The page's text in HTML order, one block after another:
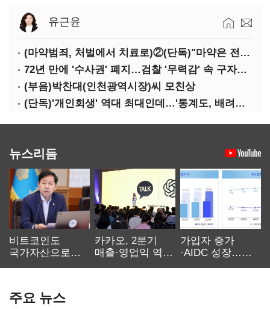
유근윤
(마약범죄, 처벌에서 치료로)②(단독)"마약은 전염병…여성 맞춤형 재활과정 개발 중"
72년 만에 '수사권' 폐지…검찰 '무력감' 속 구자현 사의
(부음)박찬대(인천광역시장)씨 모친상
(단독)'개인회생' 역대 최대인데…'통계도, 배려도' 없는 사법부
뉴스리듬
비트코인도
국가자산으로…'
카카오, 2분기
매출·영업익 역대
가입자 증가
·AIDC 성장…
주요 뉴스